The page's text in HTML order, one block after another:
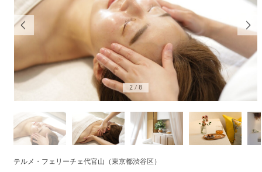
2 / 8
テルメ・フェリーチェ代官山（東京都渋谷区）